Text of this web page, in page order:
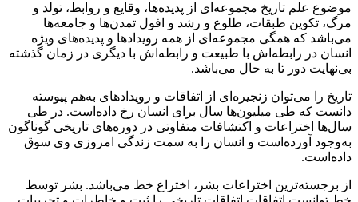
موضوع علم تاریخ مجموعه‌ای از پدیده‌ها، وقایع و روابط، تولد و
مرگ، تکوین طبقات، طلوع و رشد و افول تمدن‌ها و جامعه‌ها
می‌باشد که همگی مجموعه‌ای از همه رویدادها و پدیده‌های ویژه
انسان در رابطه‌اش با طبیعت و رابطه‌اش با دیگری در زمان گذشته
بی‌نهایت دور تا به حال می‌باشد.
تاریخ را می‌توان زنجیره‌ای از اتفاقات و رویدادهای به‌‌هم پیوسته
دانست که طی میلیون‌ها سال برای انسان رخ داده‌است. در طی
سال‌ها اختراعات و اکتشافات متفاوتی در دوره‌های تاریخی گوناگون
به‌وجود آورده‌است و انسان را به سمت زندگی امروزی وی سوق
داده‌است.
از برجسته‌ترین اختراعات بشر، اختراع خط می‌باشد. بشر توسط